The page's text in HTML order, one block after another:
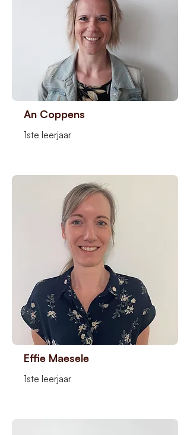
An Coppens
1ste leerjaar
Effie Maesele
1ste leerjaar